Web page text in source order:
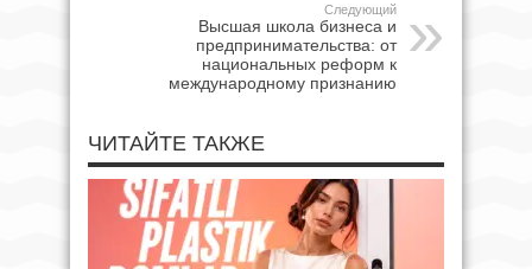
Следующий
Высшая школа бизнеса и
предпринимательства: от
национальных реформ к
международному признанию
ЧИТАЙТЕ ТАКЖЕ